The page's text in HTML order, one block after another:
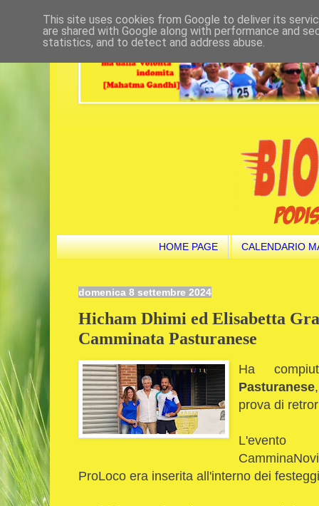
HOME PAGE CALENDARIO
domenica 8 settembre 2024
Hicham Dhimi ed Elisabetta
Camminata Pasturanese
Ha
Pasturanese
prova di
L'evento
ProLoco era inserita all'interno dei
This site uses cookies from Google to deliver its
are shared with Google along with performance and
statistics, and to detect and address abuse.